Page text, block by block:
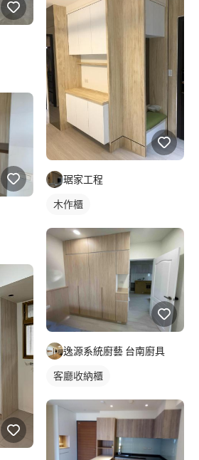
琚家工程
木作櫃
逸源系統廚藝 台南廚具
客廳收納櫃